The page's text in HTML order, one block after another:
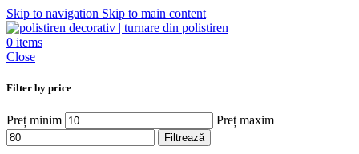
Skip to navigation Skip to main content
0 items
Close
Filter by price
Preț minim Preț maxim
Filtrează